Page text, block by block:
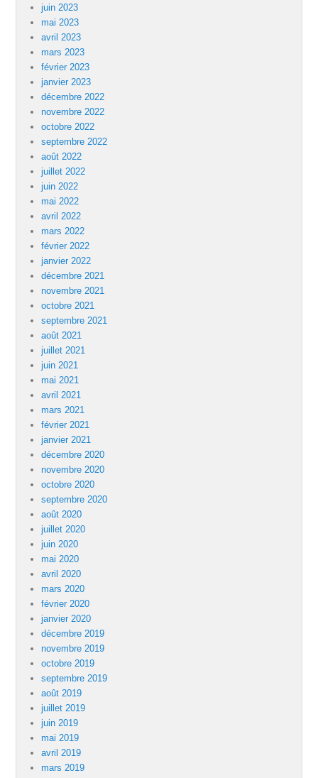
juin 2023
mai 2023
avril 2023
mars 2023
février 2023
janvier 2023
décembre 2022
novembre 2022
octobre 2022
septembre 2022
août 2022
juillet 2022
juin 2022
mai 2022
avril 2022
mars 2022
février 2022
janvier 2022
décembre 2021
novembre 2021
octobre 2021
septembre 2021
août 2021
juillet 2021
juin 2021
mai 2021
avril 2021
mars 2021
février 2021
janvier 2021
décembre 2020
novembre 2020
octobre 2020
septembre 2020
août 2020
juillet 2020
juin 2020
mai 2020
avril 2020
mars 2020
février 2020
janvier 2020
décembre 2019
novembre 2019
octobre 2019
septembre 2019
août 2019
juillet 2019
juin 2019
mai 2019
avril 2019
mars 2019